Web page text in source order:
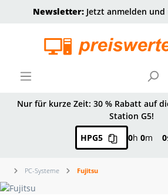
springen
Newsletter:Jetzt anmelden und
Nur für kurze Zeit: 30 % Rabatt auf
Station G5!
HPG5
0h 0m 0
PC-Systeme Fujitsu